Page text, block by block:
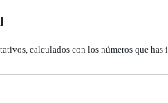
calculados con los números que